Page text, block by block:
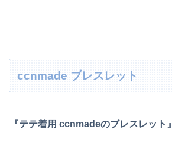
ccnmade ブレスレット
『テテ着用 ccnmadeのブレスレット』